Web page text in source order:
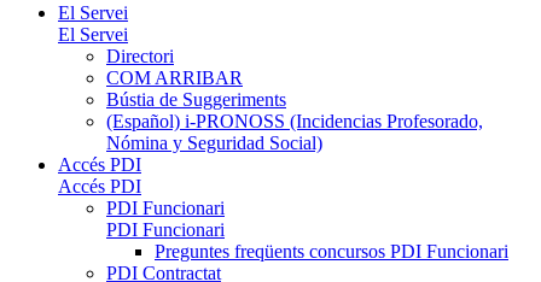
El Servei
El Servei
Directori
COM ARRIBAR
Bústia de Suggeriments
(Español) i-PRONOSS (Incidencias Profesorado,
Nómina y Seguridad Social)
Accés PDI
Accés PDI
PDI Funcionari
PDI Funcionari
Preguntes freqüents concursos PDI Funcionari
PDI Contractat